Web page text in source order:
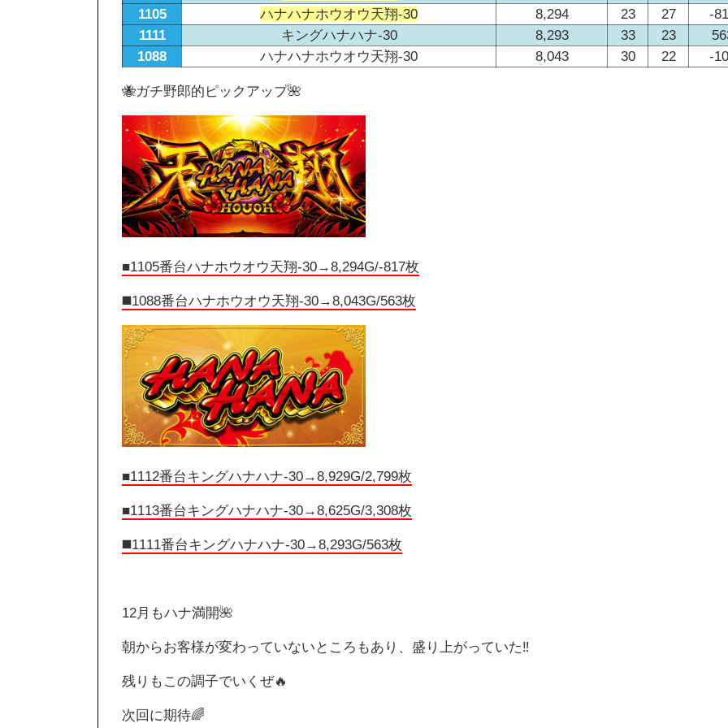
1105
ハナハナホウオウ天翔-30 8,294 23 27
-
1111
キングハナハナ-30 8,293 33 23
1088
ハナハナホウオウ天翔-30 8,043 30 22 -
🐝ガチ野郎的ピックアップ🌺
■1105番台ハナホウオウ天翔-30→8,294G/-817枚
◼️1088番台ハナホウオウ天翔-30→8,043G/563枚
■1112番台キングハナハナ-30→8,929G/2,799枚
■1113番台キングハナハナ-30→8,625G/3,308枚
◼️1111番台キングハナハナ-30→8,293G/563枚
12月もハナ満開🌺
朝からお客様が変わっていないところもあり、盛り上がっていた‼️
残りもこの調子でいくぜ🔥
次回に期待🌈